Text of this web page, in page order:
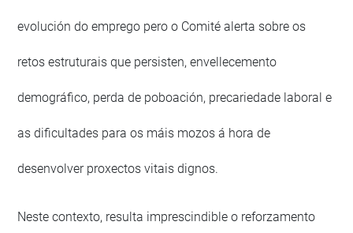
evolución do emprego pero o Comité alerta sobre os
retos estruturais que persisten, envellecemento
demográfico, perda de poboación, precariedade laboral e
as dificultades para os máis mozos á hora de
desenvolver proxectos vitais dignos.
Neste contexto, resulta imprescindible o reforzamento